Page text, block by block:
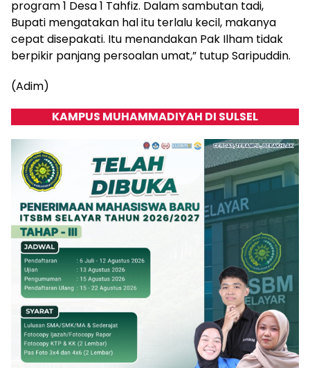
program 1 Desa 1 Tahfiz. Dalam sambutan tadi,
Bupati mengatakan hal itu terlalu kecil, makanya
cepat disepakati. Itu menandakan Pak Ilham tidak
berpikir panjang persoalan umat,” tutup Saripuddin.
(Adim)
KAMPUS MUHAMMADIYAH DI SULSEL